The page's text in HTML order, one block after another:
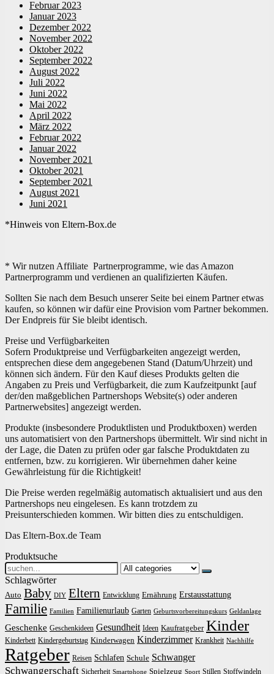
Februar 2023
Januar 2023
Dezember 2022
November 2022
Oktober 2022
September 2022
August 2022
Juli 2022
Juni 2022
Mai 2022
April 2022
März 2022
Februar 2022
Januar 2022
November 2021
Oktober 2021
September 2021
August 2021
Juni 2021
*Hinweis von Eltern-Box.de
* Wir nutzen Affiliate Partnerprogramme, wie das Amazon
Partnerprogramm und verdienen an qualifizierten Käufen.
Sollten Sie nach dem Besuch unserer Seite bei einem Partner etwas
kaufen, so können wir dafür eine Provision vom Partner bekommen.
Der Endpreis für Sie bleibt identisch.
Preise und Verfügbarkeiten
Sofern Produktpreise und Verfügbarkeiten angezeigt werden,
entsprechen diese dem angegebenen Stand (Datum/Uhrzeit) und
können sich ändern. Für den Kauf dieses Produkts gelten die
Angaben zu Preis und Verfügbarkeit, die zum Kaufzeitpunkt [auf
der/den maßgeblichen Partnershops Website(s) oder anderen
Partnerwebsites] angezeigt werden.
Produkte (insbesondere Produktlisten und Produktboxen) werden
uns automatisiert von den Partnershops übermittelt. Wir sind nicht in
der Lage, die Daten zu prüfen oder gar falsche Produktdaten zu
entfernen, bzw. zu korrigieren. Wir übernehmen daher keine
Gewährleistung für die Richtigkeit!
Die Preise werden regelmäßig automatisch aktualisiert und aus den
Partnershops neu eingelesen. Es kann trotzdem zu
Preisunterschieden kommen. Wir bitten dies zu entschuldigen.
Das Eltern-Box.de Team
Produktsuche
Search
for:
Schlagwörter
Auto Baby DIY Eltern Entwicklung Ernährung Erstausstattung
Familie Familien Familienurlaub Garten Geburtsvorbereitungskurs Geldanlage
Geschenke Geschenkideen Gesundheit Ideen Kaufratgeber Kinder
Kinderbett Kindergeburtstag Kinderwagen Kinderzimmer Krankheit Nachhilfe
Ratgeber Reisen Schlafen Schule Schwanger
Schwangerschaft Sicherheit Smartphone Spielzeug Sport Stillen Stoffwindeln